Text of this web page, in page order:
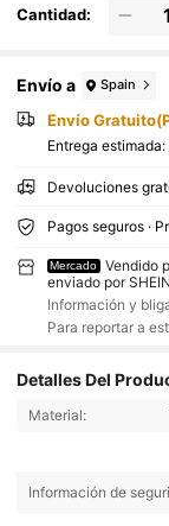
Cantidad:
Envío a Spain
Envío
Entrega estimada:
Devoluciones
Pagos seguros ·
Mercado
Vendido
enviado por SHEIN
Información y
Para reportar a
Detalles Del
Material:
Información de